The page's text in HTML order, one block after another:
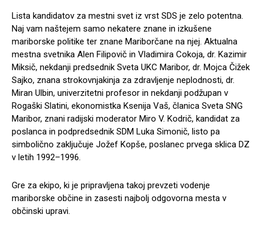
Lista kandidatov za mestni svet iz vrst SDS je zelo potentna.
Naj vam naštejem samo nekatere znane in izkušene
mariborske politike ter znane Mariborčane na njej. Aktualna
mestna svetnika Alen Filipovič in Vladimira Cokoja, dr. Kazimir
Miksič, nekdanji predsednik Sveta UKC Maribor, dr. Mojca Čižek
Sajko, znana strokovnjakinja za zdravljenje neplodnosti, dr.
Miran Ulbin, univerzitetni profesor in nekdanji podžupan v
Rogaški Slatini, ekonomistka Ksenija Vaš, članica Sveta SNG
Maribor, znani radijski moderator Miro V. Kodrič, kandidat za
poslanca in podpredsednik SDM Luka Simonič, listo pa
simbolično zaključuje Jožef Kopše, poslanec prvega sklica DZ
v letih 1992–1996.
Gre za ekipo, ki je pripravljena takoj prevzeti vodenje
mariborske občine in zasesti najbolj odgovorna mesta v
občinski upravi.